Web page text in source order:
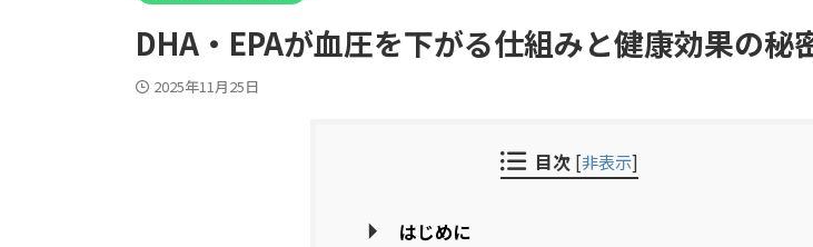
DHA・EPAが血圧を下がる仕組みと健康効果の秘
2025年11月25日
目次 [非表示]
はじめに